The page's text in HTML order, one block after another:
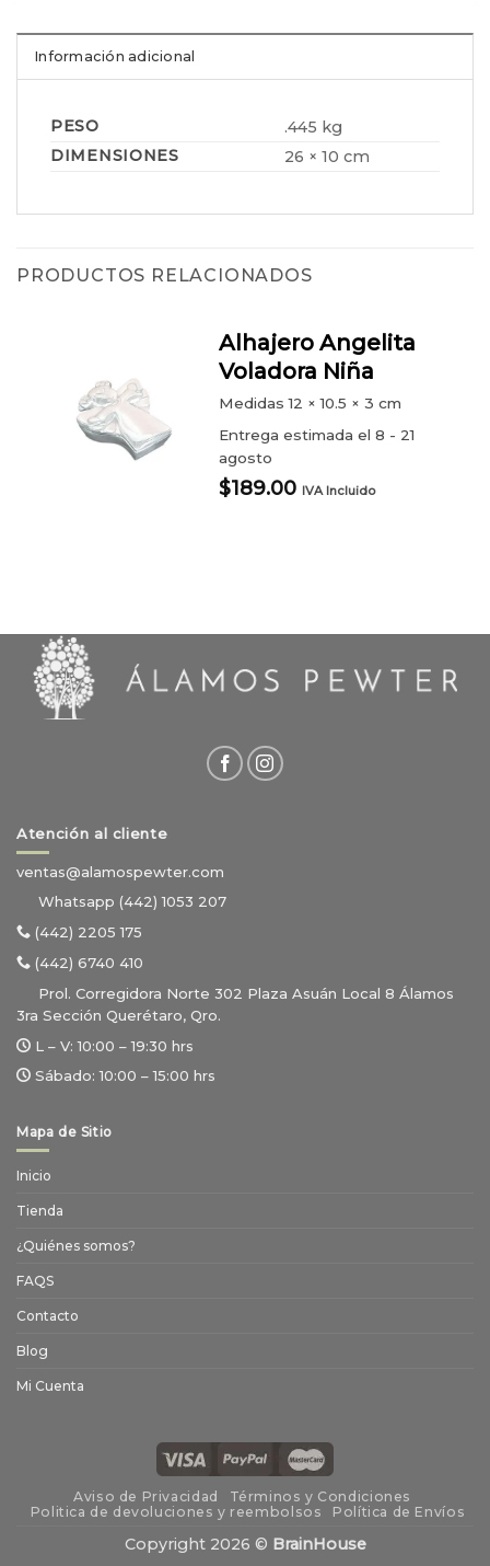
Información adicional
PESO
.445 kg
DIMENSIONES
26 × 10 cm
PRODUCTOS RELACIONADOS
Alhajero Angelita
Voladora Niña
Medidas12 × 10.5 × 3 cm
Entrega estimada el 8 - 21
agosto
$189.00 IVA Incluido
Atención al cliente
ventas@alamospewter.com
Whatsapp (442) 1053 207
(442) 2205 175
(442) 6740 410
Prol. Corregidora Norte 302 Plaza Asuán Local 8 Álamos
3ra Sección Querétaro, Qro.
L – V: 10:00 – 19:30 hrs
Sábado: 10:00 – 15:00 hrs
Mapa de Sitio
Inicio
Tienda
¿Quiénes somos?
FAQS
Contacto
Blog
Mi Cuenta
Aviso de Privacidad
Términos y Condiciones
Politica de devoluciones y reembolsos
Política de Envíos
Copyright 2026 © BrainHouse